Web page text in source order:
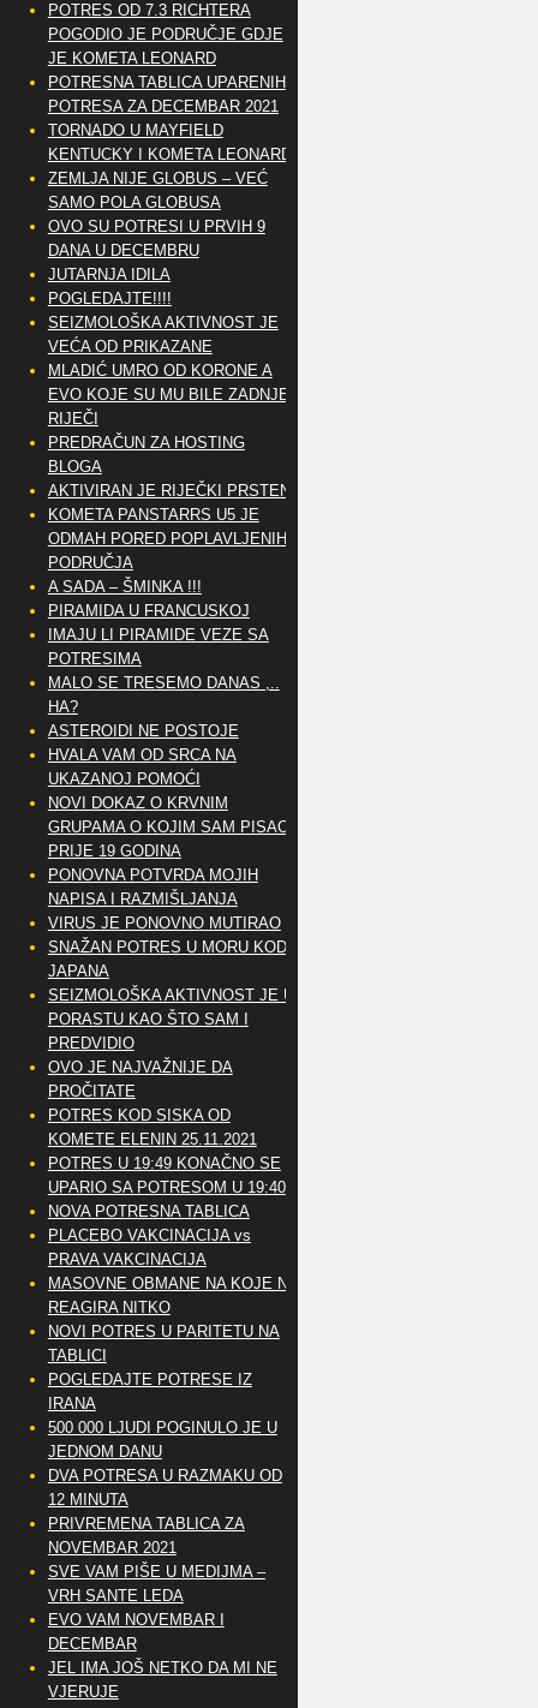
POTRES OD 7.3 RICHTERA
POGODIO JE PODRUČJE GDJE
JE KOMETA LEONARD
POTRESNA TABLICA UPARENIH
POTRESA ZA DECEMBAR 2021
TORNADO U MAYFIELD
KENTUCKY I KOMETA LEONARD
ZEMLJA NIJE GLOBUS – VEĆ
SAMO POLA GLOBUSA
OVO SU POTRESI U PRVIH 9
DANA U DECEMBRU
JUTARNJA IDILA
POGLEDAJTE!!!!
SEIZMOLOŠKA AKTIVNOST JE
VEĆA OD PRIKAZANE
MLADIĆ UMRO OD KORONE A
EVO KOJE SU MU BILE ZADNJE
RIJEČI
PREDRAČUN ZA HOSTING
BLOGA
AKTIVIRAN JE RIJEČKI PRSTEN
KOMETA PANSTARRS U5 JE
ODMAH PORED POPLAVLJENIH
PODRUČJA
A SADA – ŠMINKA !!!
PIRAMIDA U FRANCUSKOJ
IMAJU LI PIRAMIDE VEZE SA
POTRESIMA
MALO SE TRESEMO DANAS ,..
HA?
ASTEROIDI NE POSTOJE
HVALA VAM OD SRCA NA
UKAZANOJ POMOĆI
NOVI DOKAZ O KRVNIM
GRUPAMA O KOJIM SAM PISAO
PRIJE 19 GODINA
PONOVNA POTVRDA MOJIH
NAPISA I RAZMIŠLJANJA
VIRUS JE PONOVNO MUTIRAO
SNAŽAN POTRES U MORU KOD
JAPANA
SEIZMOLOŠKA AKTIVNOST JE U
PORASTU KAO ŠTO SAM I
PREDVIDIO
OVO JE NAJVAŽNIJE DA
PROČITATE
POTRES KOD SISKA OD
KOMETE ELENIN 25.11.2021
POTRES U 19:49 KONAČNO SE
UPARIO SA POTRESOM U 19:40
NOVA POTRESNA TABLICA
PLACEBO VAKCINACIJA vs
PRAVA VAKCINACIJA
MASOVNE OBMANE NA KOJE NE
REAGIRA NITKO
NOVI POTRES U PARITETU NA
TABLICI
POGLEDAJTE POTRESE IZ
IRANA
500 000 LJUDI POGINULO JE U
JEDNOM DANU
DVA POTRESA U RAZMAKU OD
12 MINUTA
PRIVREMENA TABLICA ZA
NOVEMBAR 2021
SVE VAM PIŠE U MEDIJMA –
VRH SANTE LEDA
EVO VAM NOVEMBAR I
DECEMBAR
JEL IMA JOŠ NETKO DA MI NE
VJERUJE